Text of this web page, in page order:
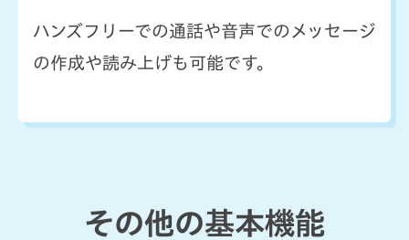
ハンズフリーでの通話や音声でのメッセージ
の作成や読み上げも可能です。
その他の基本機能